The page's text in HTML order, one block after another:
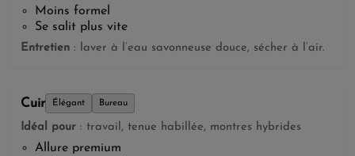
Moins formel
Se salit plus vite
Entretien : laver à l’eau savonneuse douce, sécher à l’air.
Cuir Élégant Bureau
Idéal pour : travail, tenue habillée, montres hybrides
Allure premium